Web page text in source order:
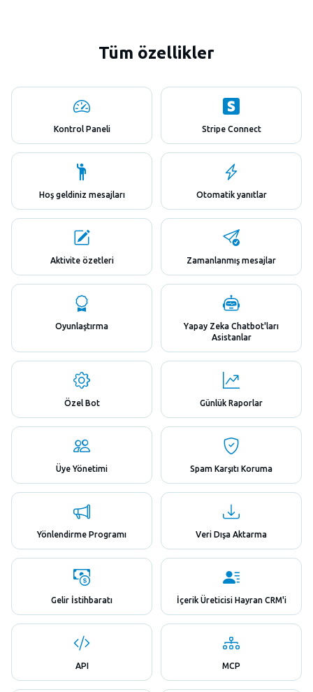
Tüm özellikler
Kontrol Paneli Stripe Connect
Hoş geldiniz mesajları Otomatik yanıtlar
Aktivite özetleri Zamanlanmış mesajlar
Oyunlaştırma
Yapay Zeka Chatbot'ları
Asistanlar
Özel Bot Günlük Raporlar
Üye Yönetimi Spam Karşıtı Koruma
Yönlendirme Programı Veri Dışa Aktarma
Gelir İstihbaratı İçerik Üreticisi Hayran CRM'i
API MCP